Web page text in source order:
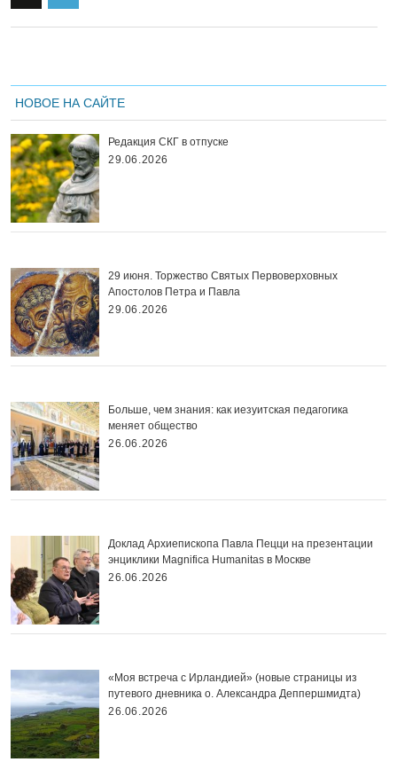
НОВОЕ НА САЙТЕ
Редакция СКГ в отпуске
29.06.2026
29 июня. Торжество Святых Первоверховных
Апостолов Петра и Павла
29.06.2026
Больше, чем знания: как иезуитская педагогика
меняет общество
26.06.2026
Доклад Архиепископа Павла Пецци на презентации
энциклики Magnifica Нumanitas в Москве
26.06.2026
«Моя встреча с Ирландией» (новые страницы из
путевого дневника о. Александра Деппершмидта)
26.06.2026